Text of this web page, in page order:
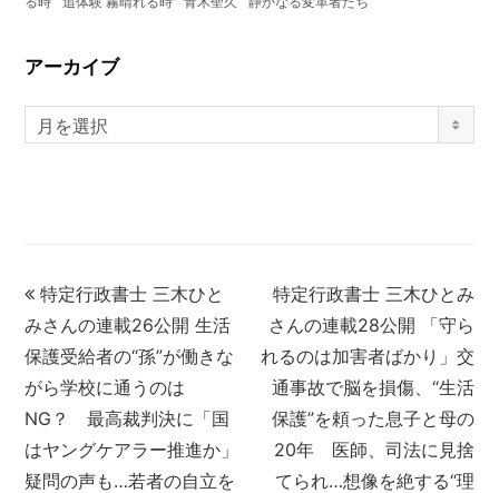
アーカイブ
月を選択
特定行政書士 三木ひと
みさんの連載26公開 生活
保護受給者の“孫”が働きな
がら学校に通うのは
NG？ 最高裁判決に「国
はヤングケアラー推進か」
疑問の声も…若者の自立を
特定行政書士 三木ひとみ
さんの連載28公開 「守ら
れるのは加害者ばかり」交
通事故で脳を損傷、“生活
保護”を頼った息子と母の
20年 医師、司法に見捨
てられ…想像を絶する“理